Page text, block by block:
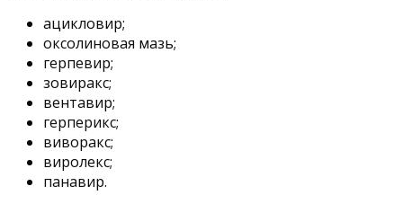
ацикловир;
оксолиновая мазь;
герпевир;
зовиракс;
вентавир;
герперикс;
виворакс;
виролекс;
панавир.